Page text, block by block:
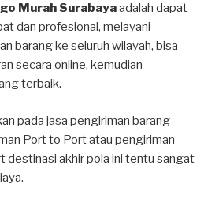
Murah Surabayaadalah dapat
dan profesional, melayani
barang ke seluruh wilayah, bisa
secara online, kemudian
terbaik.
pada jasa pengiriman barang
Port to Port atau pengiriman
destinasi akhir pola ini tentu sangat